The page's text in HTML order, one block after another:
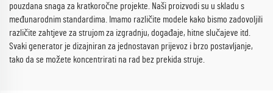
pouzdana snaga za kratkoročne projekte. Naši proizvodi su u skladu s
međunarodnim standardima. Imamo različite modele kako bismo zadovoljili
različite zahtjeve za strujom za izgradnju, događaje, hitne slučajeve itd.
Svaki generator je dizajniran za jednostavan prijevoz i brzo postavljanje,
tako da se možete koncentrirati na rad bez prekida struje.